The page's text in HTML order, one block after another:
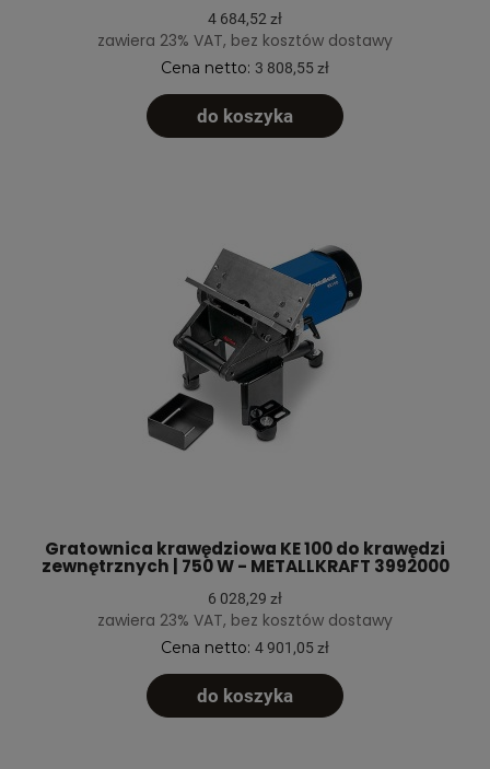
4 684,52 zł
zawiera 23% VAT, bez kosztów dostawy
Cena netto: 3 808,55 zł
do koszyka
Gratownica krawędziowa KE 100 do krawędzi
zewnętrznych | 750 W - METALLKRAFT 3992000
6 028,29 zł
zawiera 23% VAT, bez kosztów dostawy
Cena netto: 4 901,05 zł
do koszyka